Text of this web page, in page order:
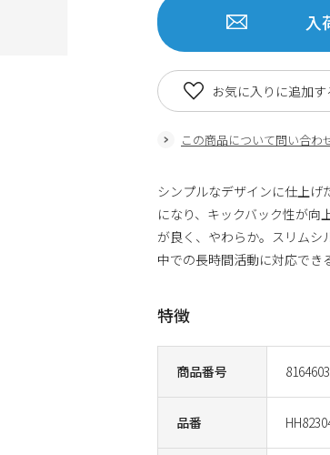
商品番号
品番
入
この商品について問い合わ
お気に入りに追加す
シンプルなデザインに仕上
になり、キックバック性が向
が良く、やわらか。スリムシ
中での長時間活動に対応でき
特徴